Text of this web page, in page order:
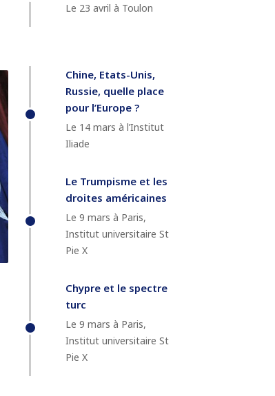
Le 23 avril à Toulon
Chine, Etats-Unis,
Russie, quelle place
pour l’Europe ?
Le 14 mars à l’Institut
Iliade
Le Trumpisme et les
droites américaines
Le 9 mars à Paris,
Institut universitaire St
Pie X
Chypre et le spectre
turc
Le 9 mars à Paris,
Institut universitaire St
Pie X